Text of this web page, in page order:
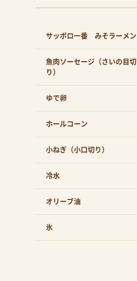
サッポロ一番 みそラーメン
魚肉ソーセージ（さいの目切
り）
ゆで卵
ホールコーン
小ねぎ（小口切り）
冷水
オリーブ油
氷